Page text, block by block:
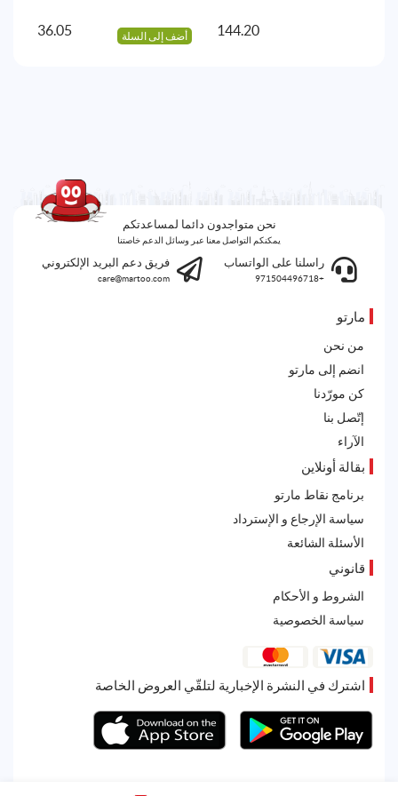
144.20 أضف إلى السلة 36.05
نحن متواجدون دائما لمساعدتكم
يمكنكم التواصل معنا عبر وسائل الدعم خاصتنا
راسلنا على الواتساب
+971504496718
فريق دعم البريد الإلكتروني
care@martoo.com
مارتو
من نحن
انضم إلى مارتو
كن مورّدنا
إتّصل بنا
الآراء
بقالة أونلاين
برنامج نقاط مارتو
سياسة الإرجاع و الإسترداد
الأسئلة الشائعة
قانوني
الشروط و الأحكام
سياسة الخصوصية
اشترك في النشرة الإخبارية لتلقّي العروض الخاصة